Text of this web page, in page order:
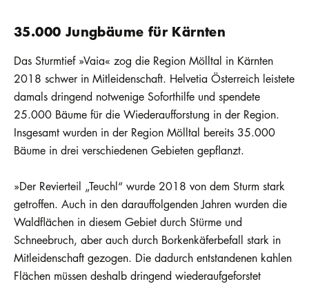
35.000 Jungbäume für Kärnten
Das Sturmtief »Vaia« zog die Region Mölltal in Kärnten
2018 schwer in Mitleidenschaft. Helvetia Österreich leistete
damals dringend notwenige Soforthilfe und spendete
25.000 Bäume für die Wiederaufforstung in der Region.
Insgesamt wurden in der Region Mölltal bereits 35.000
Bäume in drei verschiedenen Gebieten gepflanzt.
»Der Revierteil „Teuchl“ wurde 2018 von dem Sturm stark
getroffen. Auch in den darauffolgenden Jahren wurden die
Waldflächen in diesem Gebiet durch Stürme und
Schneebruch, aber auch durch Borkenkäferbefall stark in
Mitleidenschaft gezogen. Die dadurch entstandenen kahlen
Flächen müssen deshalb dringend wiederaufgeforstet